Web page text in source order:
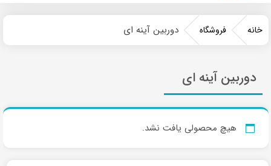
خانه فروشگاه دوربین آینه ای
دوربین آینه ای
هیچ محصولی یافت نشد.